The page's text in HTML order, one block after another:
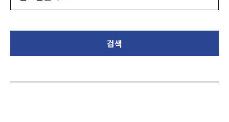
검색